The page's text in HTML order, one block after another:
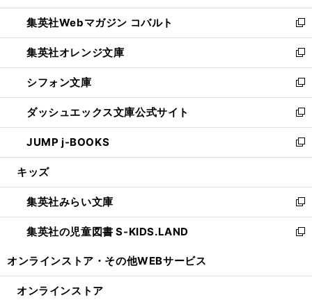
開
く
ウ
で
開
く
ン
ド
ウ
で
開
く
ウ
ィ
ン
ド
ウ
で
開
く
集英社Webマガジン コバルト
新
し
い
ウ
ィ
ン
ド
ウ
で
開
集英社オレンジ文庫
新
し
い
ウ
ィ
ン
ド
ウ
開
く
シフォン文庫
新
し
い
ウ
ィ
ン
ウ
で
開
く
ダッシュエックス文庫公式サイト
新
し
い
ウ
ン
ド
ウ
で
JUMP j-BOOKS
新
し
ウ
ィ
ン
ド
開
キッズ
集英社みらい文庫
新
し
い
ン
集英社の児童図書 S-KIDS.LAND
新
ウ
オンラインストア・ その他WEBサービス
オンラインストア